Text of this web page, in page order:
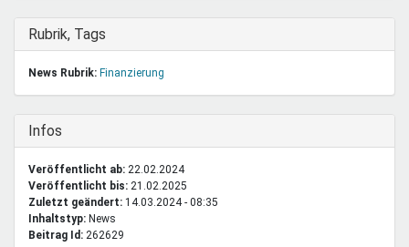
Ausblenden
Rubrik, Tags
News Rubrik: Finanzierung
Ausblenden
Infos
Veröffentlicht ab: 22.02.2024
Veröffentlicht bis: 21.02.2025
Zuletzt geändert: 14.03.2024 - 08:35
Inhaltstyp:
news
Beitrag Id: 262629